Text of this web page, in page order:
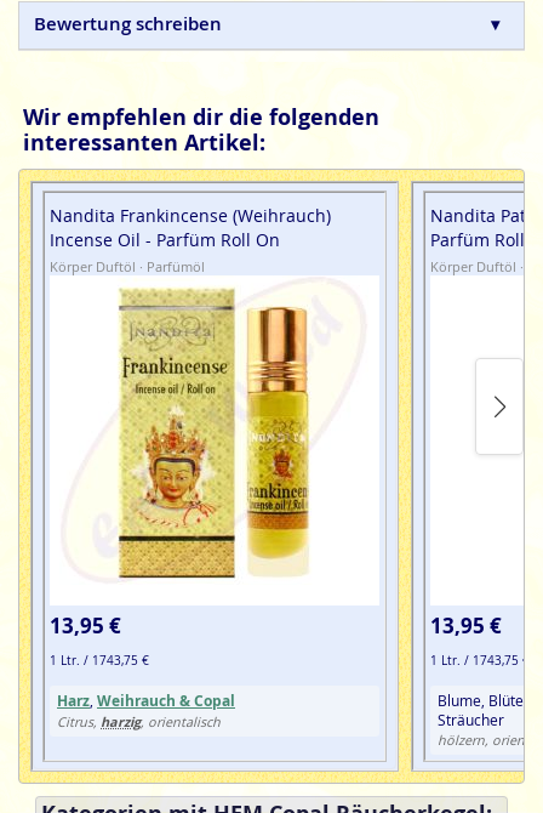
toxische oder petrochemische Zusätze.
Bewertung schreiben
Wir empfehlen dir die folgenden
interessanten Artikel:
Nandita Frankincense (Weihrauch)
Incense Oil - Parfüm Roll On
Körper Duftöl · Parfümöl
13,95 €
1 Ltr. / 1743,75 €
Harz Weihrauch & Copal
Citrus, harzig, orientalisch
Nandita
Parfüm Roll
Körper Duftöl ·
13,95 €
1 Ltr. / 1743,75 €
Blume, Blüte,
Sträucher
hölzern,